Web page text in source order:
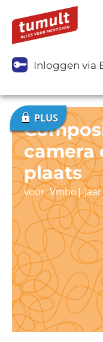
Inloggen via
camera
plaats
voorVmbo |